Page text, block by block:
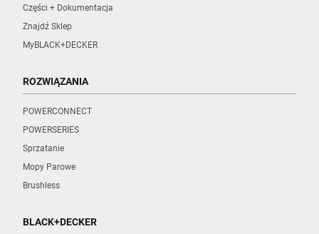
Części + Dokumentacja
Znajdź Sklep
MyBLACK+DECKER
ROZWIĄZANIA
POWERCONNECT
POWERSERIES
Sprzatanie
Mopy Parowe
Brushless
BLACK+DECKER